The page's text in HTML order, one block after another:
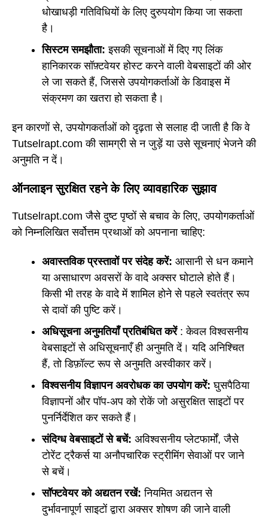
धोखाधड़ी गतिविधियों के लिए दुरुपयोग किया जा सकता
है।
सिस्टम समझौता: इसकी सूचनाओं में दिए गए लिंक
हानिकारक सॉफ़्टवेयर होस्ट करने वाली वेबसाइटों की ओर
ले जा सकते हैं, जिससे उपयोगकर्ताओं के डिवाइस में
संक्रमण का खतरा हो सकता है।
इन कारणों से, उपयोगकर्ताओं को दृढ़ता से सलाह दी जाती है कि वे
Tutselrapt.com की सामग्री से न जुड़ें या उसे सूचनाएं भेजने की
अनुमति न दें।
ऑनलाइन सुरक्षित रहने के लिए व्यावहारिक सुझाव
Tutselrapt.com जैसे दुष्ट पृष्ठों से बचाव के लिए, उपयोगकर्ताओं
को निम्नलिखित सर्वोत्तम प्रथाओं को अपनाना चाहिए:
अवास्तविक प्रस्तावों पर संदेह करें: आसानी से धन कमाने
या असाधारण अवसरों के वादे अक्सर घोटाले होते हैं।
किसी भी तरह के वादे में शामिल होने से पहले स्वतंत्र रूप
से दावों की पुष्टि करें।
अधिसूचना अनुमतियाँ प्रतिबंधित करें: केवल विश्वसनीय
वेबसाइटों से अधिसूचनाएँ ही अनुमति दें। यदि अनिश्चित
हैं, तो डिफ़ॉल्ट रूप से अनुमति अस्वीकार करें।
विश्वसनीय विज्ञापन अवरोधक का उपयोग करें: घुसपैठिया
विज्ञापनों और पॉप-अप को रोकें जो असुरक्षित साइटों पर
पुनर्निर्देशित कर सकते हैं।
संदिग्ध वेबसाइटों से बचें: अविश्वसनीय प्लेटफार्मों, जैसे
टोरेंट ट्रैकर्स या अनौपचारिक स्ट्रीमिंग सेवाओं पर जाने
से बचें।
सॉफ्टवेयर को अद्यतन रखें: नियमित अद्यतन से
दुर्भावनापूर्ण साइटों द्वारा अक्सर शोषण की जाने वाली